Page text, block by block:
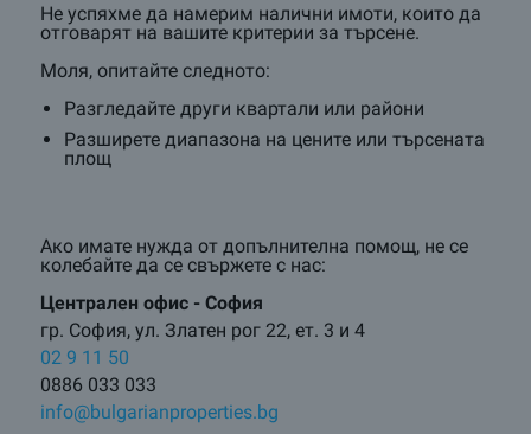
Не успяхме да намерим налични имоти, които да
отговарят на вашите критерии за търсене.
Моля, опитайте следното:
Разгледайте други квартали или райони
Разширете диапазона на цените или търсената
площ
Ако имате нужда от допълнителна помощ, не се
колебайте да се свържете с нас:
Централен oфис - София
гр. София, ул. Златен рог 22, ет. 3 и 4
02 9 11 50
0886 033 033
info@bulgarianproperties.bg